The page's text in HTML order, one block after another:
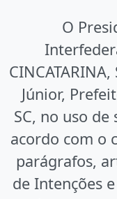
O
Júnior,
SC, no uso
acordo com o
parágrafos,
de Intenções